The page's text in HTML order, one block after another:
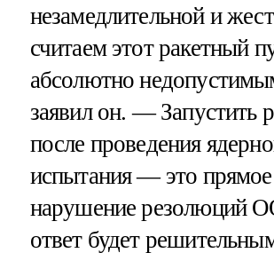
незамедлительной и
считаем этот ракетный
абсолютно
заявил он. — Запустить
после проведения
испытания — это прямое
нарушение резолюций
ответ будет